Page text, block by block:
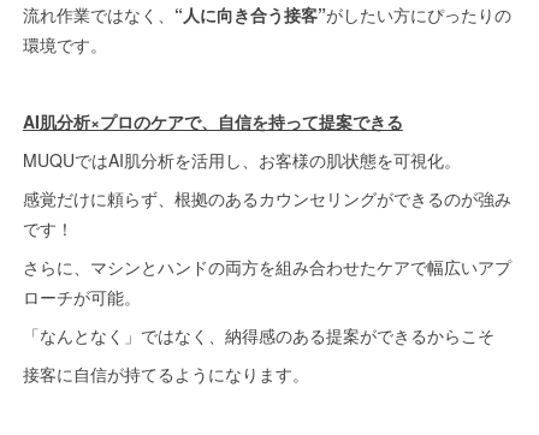
流れ作業ではなく、 “人に向き合う接客”がしたい方にぴったりの
環境です。
AI肌分析×プロのケアで、自信を持って提案できる
MUQUではAI肌分析を活用し、お客様の肌状態を可視化。
感覚だけに頼らず、根拠のあるカウンセリングができるのが強み
です！
さらに、マシンとハンドの両方を組み合わせたケアで幅広いアプ
ローチが可能。
「なんとなく」ではなく、納得感のある提案ができるからこそ
接客に自信が持てるようになります。